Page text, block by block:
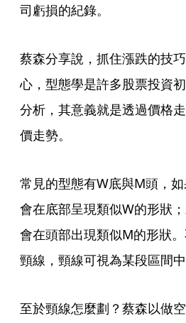
司虧損的紀錄。
蔡森分享說，抓住漲跌的技
心，型態學是許多股票投資
分析，其意義就是透過價格
價走勢。
常見的型態有W底與M頭，
會在底部呈現類似W的形狀
會在頭部出現類似M的形狀
頸線，頸線可視為某段區間中
至於頸線怎麼劃？蔡森以做